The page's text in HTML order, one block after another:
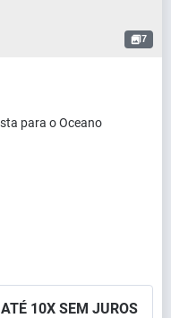
7
para o Oceano
10X SEM JUROS